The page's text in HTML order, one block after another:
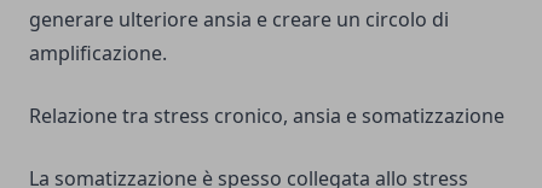
generare ulteriore ansia e creare un circolo di
amplificazione.
Relazione tra stress cronico, ansia e somatizzazione
La somatizzazione è spesso collegata allo stress